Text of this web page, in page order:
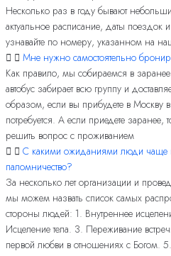
Несколько раз в году бывают
актуальное расписание, даты поездок
узнавайте по номеру, указанном на
Мне нужно самостоятельно
Как правило, мы собираемся в
автобус забирает всю группу и
образом, если вы прибудете в Москву
потребуется. А если приедете заранее,
решить вопрос с проживанием
С какими ожиданиями люди чаще
паломничество?
За несколько лет организации и
мы можем назвать список самых
стороны людей: 1. Внутреннее
Исцеление тела. 3. Переживание
первой любви в отношениях с Богом.